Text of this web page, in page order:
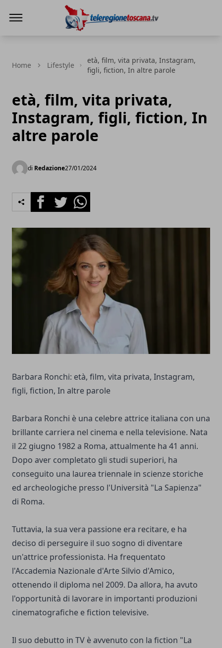
Home Lifestyle
età, film, vita privata, Instagram,
figli, fiction, In altre parole
età, film, vita privata,
Instagram, figli, fiction, In
altre parole
di Redazione27/01/2024
FacebookTwitterWhatsapp
Barbara Ronchi: età, film, vita privata, Instagram,
figli, fiction, In altre parole
Barbara Ronchi è una celebre attrice italiana con una
brillante carriera nel cinema e nella televisione. Nata
il 22 giugno 1982 a Roma, attualmente ha 41 anni.
Dopo aver completato gli studi superiori, ha
conseguito una laurea triennale in scienze storiche
ed archeologiche presso l'Università "La Sapienza"
di Roma.
Tuttavia, la sua vera passione era recitare, e ha
deciso di perseguire il suo sogno di diventare
un'attrice professionista. Ha frequentato
l'Accademia Nazionale d'Arte Silvio d'Amico,
ottenendo il diploma nel 2009. Da allora, ha avuto
l'opportunità di lavorare in importanti produzioni
cinematografiche e fiction televisive.
Il suo debutto in TV è avvenuto con la fiction "La